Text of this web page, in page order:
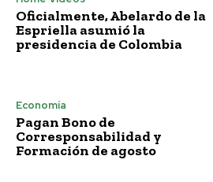
Oficialmente, Abelardo de la
Espriella asumió la
presidencia de Colombia
Economía
Pagan Bono de
Corresponsabilidad y
Formación de agosto